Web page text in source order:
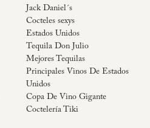
Jack Daniel´s
Cocteles sexys
Estados Unidos
Tequila Don Julio
Mejores Tequilas
Principales Vinos De Estados
Unidos
Copa De Vino Gigante
Coctelería Tiki